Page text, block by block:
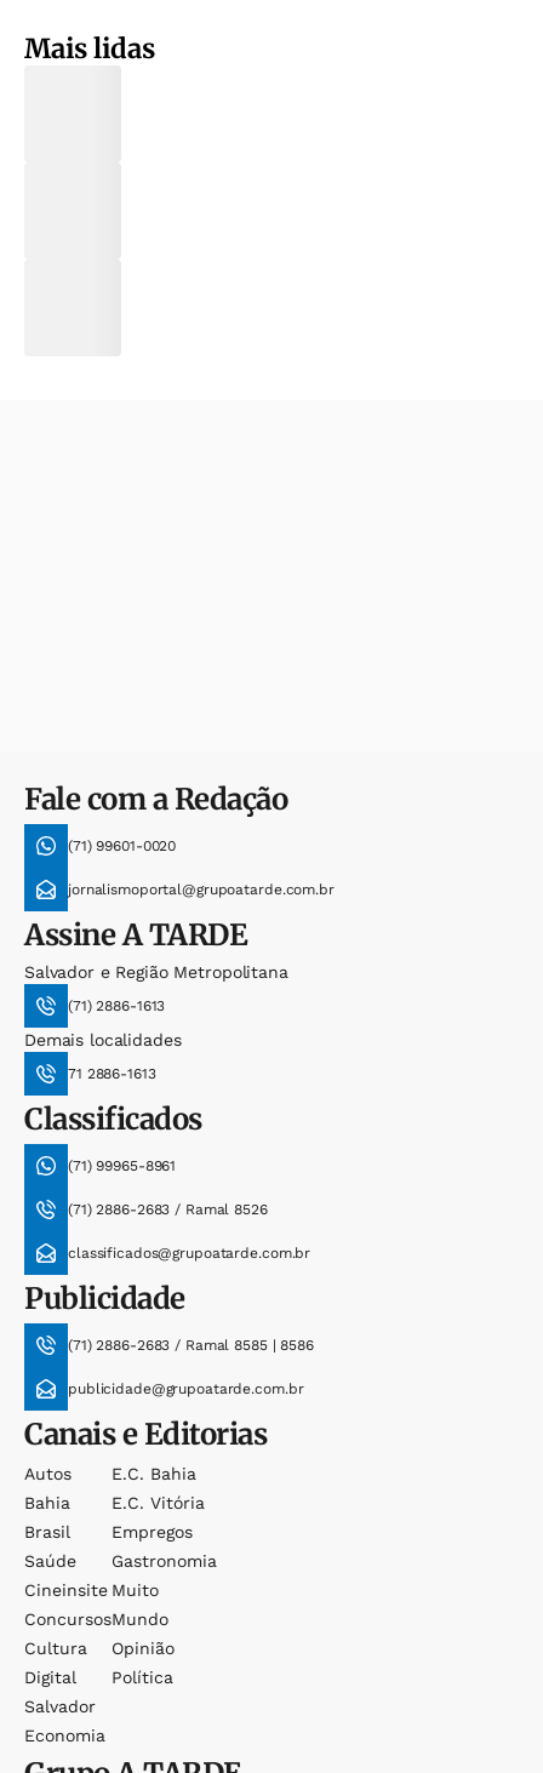
Mais lidas
Fale com a Redação
(71) 99601-0020
jornalismoportal@grupoatarde.com.br
AssineA TARDE
Salvador e Região Metropolitana
(71) 2886-1613
Demais localidades
71 2886-1613
Classificados
(71) 99965-8961
(71) 2886-2683 / Ramal 8526
classificados@grupoatarde.com.br
Publicidade
(71) 2886-2683 / Ramal 8585 | 8586
publicidade@grupoatarde.com.br
Canais e Editorias
Autos
Bahia
Brasil
Saúde
Cineinsite
Concursos
Cultura
Digital
Salvador
Economia
E.c. Bahia
E.c. Vitória
Empregos
Gastronomia
Muito
Mundo
Opinião
Política